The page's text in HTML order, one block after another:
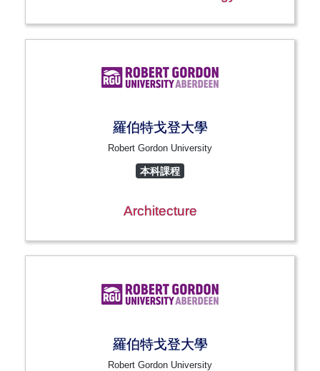
羅伯特戈登大學
Robert Gordon University
本科課程
Architecture
羅伯特戈登大學
Robert Gordon University